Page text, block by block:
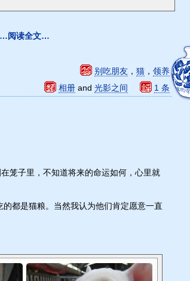
…阅读全文…
别吃朋友 ， 猫 ， 领养
1 条
相册 and 光影之间
笼子里，不知道将来的命运如何，心里就
都是猫粮。当然我认为他们肯定愿意一直